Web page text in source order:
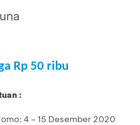
Rp 50 ribu
:
4 – 15 Desember 2020